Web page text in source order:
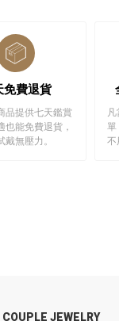
免費退貨
品提供七天鑑賞
也能免費退貨，
無壓力。
單
不
COUPLE JEWELRY